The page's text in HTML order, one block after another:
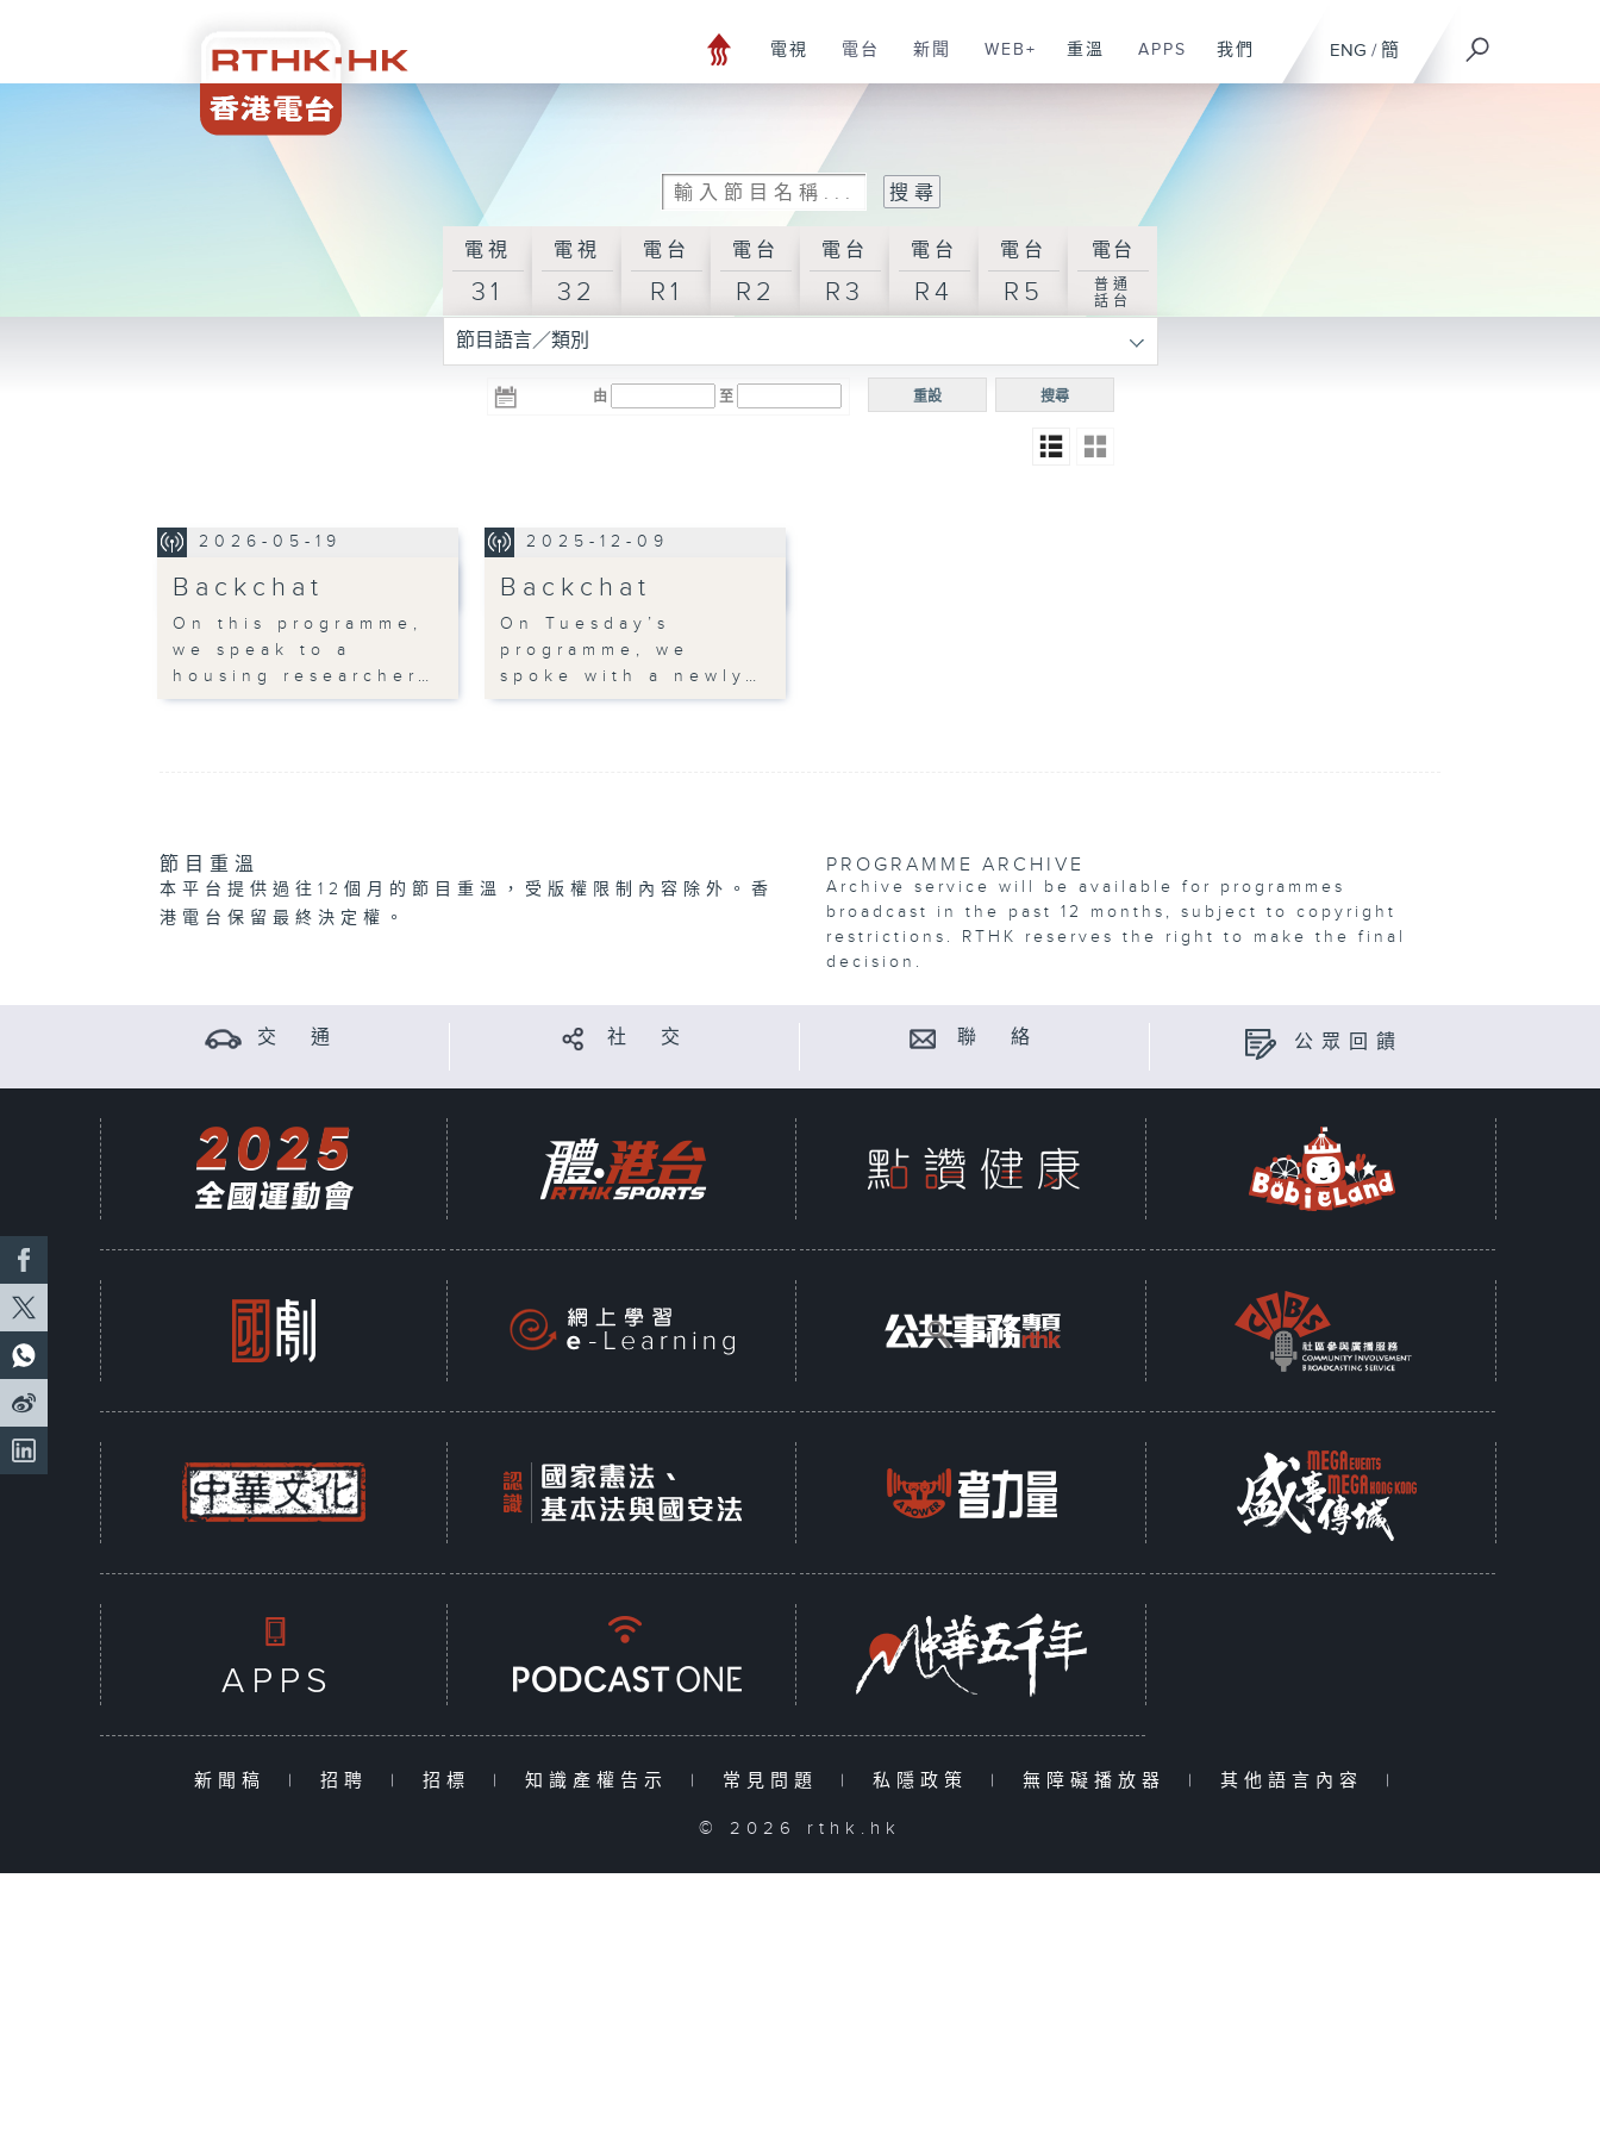
ENG / 簡
電視 電台 新聞 WEB+ 重溫 APPS 我們
電視
31
電視
32
電台
R1
電台
R2
電台
R3
電台
R4
電台
R5
電台
普通
話台
節目語言／類別
由 至 搜尋
重設
2026-05-19
Backchat
On this programme,
we speak to a
housing researcher…
2025-12-09
Backchat
On Tuesday’s
programme, we
spoke with a newly…
節目重溫
本平台提供過往12個月的節目重溫，受版權限制內容除外。香
港電台保留最終決定權。
PROGRAMME ARCHIVE
Archive service will be available for programmes
broadcast in the past 12 months, subject to copyright
restrictions. RTHK reserves the right to make the final
decision.
交 通 社 交 聯 絡 公眾回饋
新聞稿 | 招聘 | 招標 | 知識產權告示 | 常見問題 | 私隱政策 | 無障礙播放器 | 其他語言內容 |
© 2026 rthk.hk